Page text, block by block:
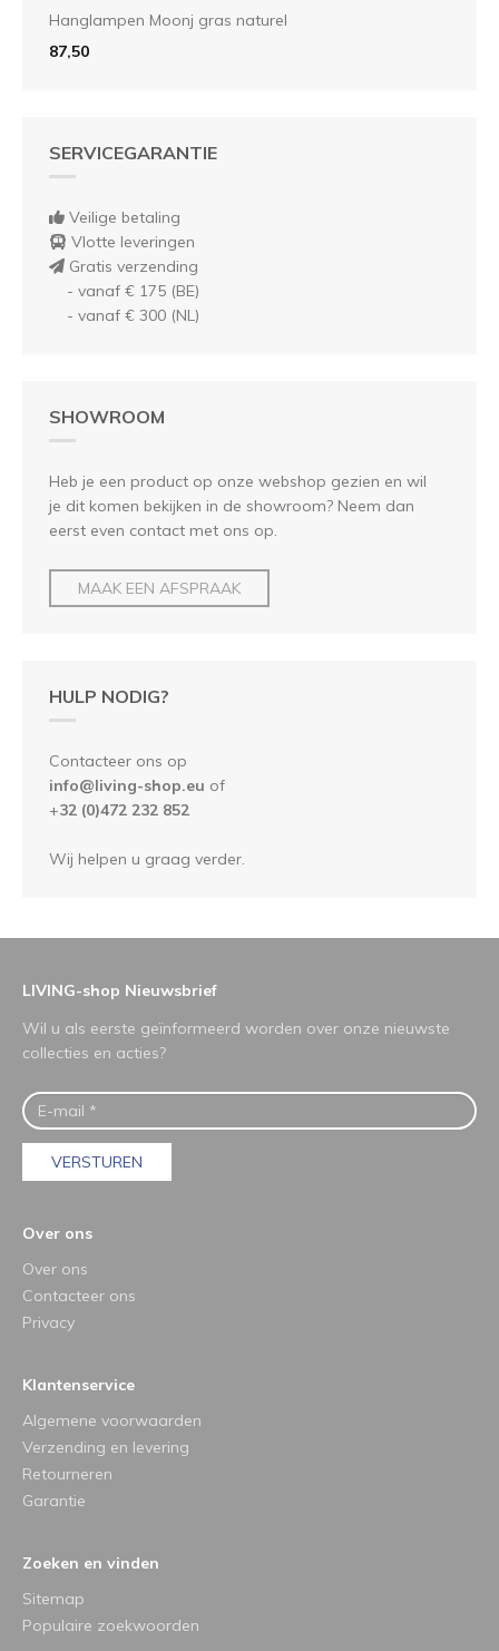
Hanglampen Moonj gras naturel
87,50
SERVICEGARANTIE
Veilige betaling
Vlotte leveringen
Gratis verzending
- vanaf € 175 (BE)
- vanaf € 300 (NL)
SHOWROOM
Heb je een product op onze webshop gezien en wil
je dit komen bekijken in de showroom? Neem dan
eerst even contact met ons op.
MAAK EEN AFSPRAAK
HULP NODIG?
Contacteer ons op
info@living-shop.eu of
+32 (0)472 232 852
Wij helpen u graag verder.
LIVING-shop Nieuwsbrief
Wil u als eerste geïnformeerd worden over onze nieuwste
collecties en acties?
VERSTUREN
Over ons
Over ons
Contacteer ons
Privacy
Klantenservice
Algemene voorwaarden
Verzending en levering
Retourneren
Garantie
Zoeken en vinden
Sitemap
Populaire zoekwoorden